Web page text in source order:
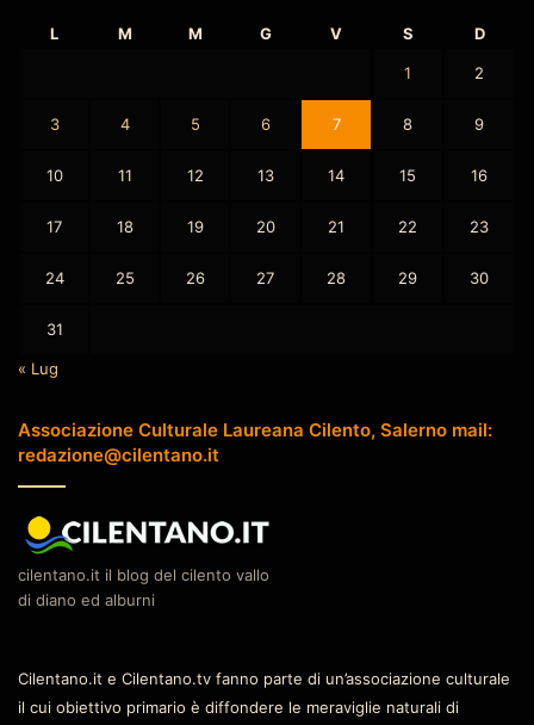
L M M G V S D
1 2
3 4 5 6 7 8 9
10 11 12 13 14 15 16
17 18 19 20 21 22 23
24 25 26 27 28 29 30
31
« Lug
Associazione Culturale Laureana Cilento, Salerno mail:
redazione@cilentano.it
cilentano.it il blog del cilento vallo
di diano ed alburni
Cilentano.it e Cilentano.tv fanno parte di un’associazione culturale
il cui obiettivo primario è diffondere le meraviglie naturali di